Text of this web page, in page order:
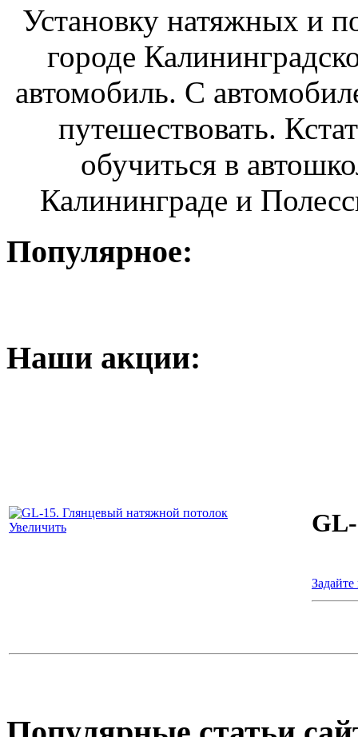
Установку натяжных и
городе
автомобиль. С
путешествовать.
обучиться в
Калининграде и
Популярное:
Наши акции:
Увеличить